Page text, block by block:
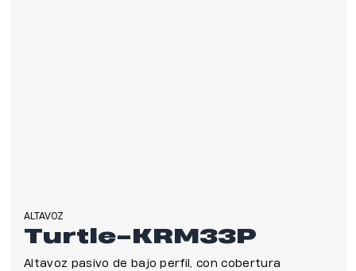
ALTAVOZ
Turtle-KRM33P
Altavoz pasivo de bajo perfil, con cobertura